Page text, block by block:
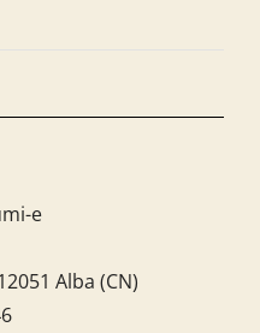
e
Alba (CN)